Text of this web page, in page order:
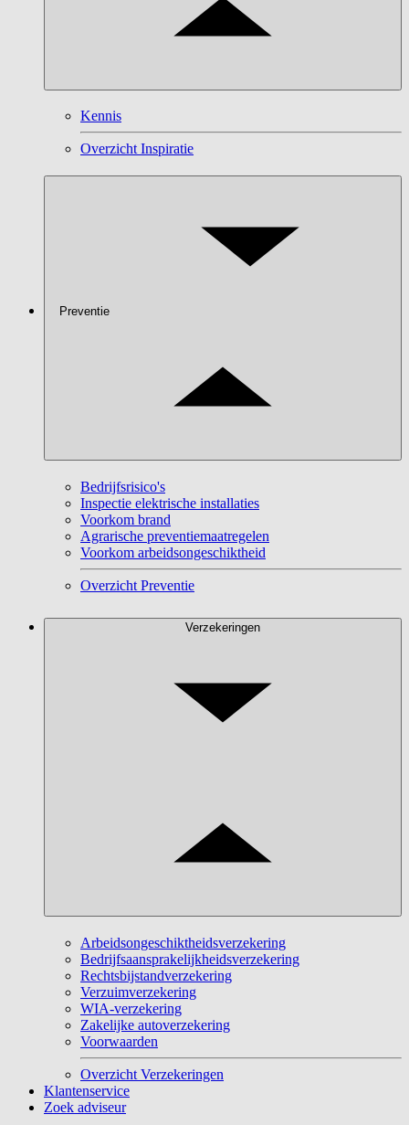
Kennis
Overzicht Inspiratie
Preventie
Bedrijfsrisico's
Inspectie elektrische installaties
Voorkom brand
Agrarische preventiemaatregelen
Voorkom arbeidsongeschiktheid
Overzicht Preventie
Verzekeringen
Arbeidsongeschiktheidsverzekering
Bedrijfsaansprakelijkheidsverzekering
Rechtsbijstandverzekering
Verzuimverzekering
WIA-verzekering
Zakelijke autoverzekering
Voorwaarden
Overzicht Verzekeringen
Klantenservice
Zoek adviseur